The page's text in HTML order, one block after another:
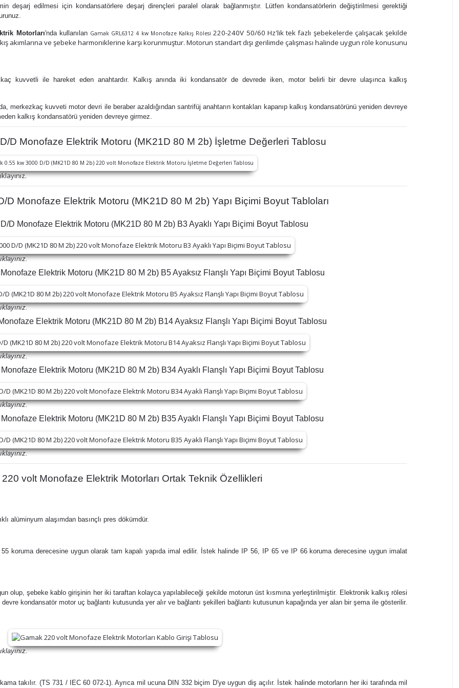
deşarj edilmesi için kondansatörlere deşarj dirençleri paralel olarak bağlanmıştır. Lütfen kondansatörlerin değiştirilmesi gerektiği
Motorları'ndakullanılan Gamak GRL6312 4 kw Monofaze Kalkış Rölesi 220-240V 50/60 Hz'lik tek fazlı şebekelerde çalışacak şekilde
akımlarına ve şebeke harmoniklerine karşı korunmuştur. Motorun standart dışı gerilimde çalışması halinde uygun röle konusunu
kuvvetli ile hareket eden anahtardır. Kalkış anında iki kondansatör de devrede iken, motor belirli bir devre ulaşınca kalkış
merkezkaç kuvveti motor devri ile beraber azaldığından santrifüj anahtarın kontakları kapanıp kalkış kondansatörünü yeniden devreye
kalkış kondansatörü yeniden devreye girmez.
D Monofaze Elektrik Motoru (MK21D 80 M 2b) İşletme Değerleri Tablosu
D Monofaze Elektrik Motoru (MK21D 80 M 2b) Yapı Biçimi Boyut Tabloları
D Monofaze Elektrik Motoru (MK21D 80 M 2b) B3 Ayaklı Yapı Biçimi Boyut Tablosu
Elektrik Motoru (MK21D 80 M 2b) B5 Ayaksız Flanşlı Yapı Biçimi Boyut Tablosu
Elektrik Motoru (MK21D 80 M 2b) B14 Ayaksız Flanşlı Yapı Biçimi Boyut Tablosu
Elektrik Motoru (MK21D 80 M 2b) B34 Ayaklı Flanşlı Yapı Biçimi Boyut Tablosu
Elektrik Motoru (MK21D 80 M 2b) B35 Ayaklı Flanşlı Yapı Biçimi Boyut Tablosu
volt Monofaze Elektrik Motorları Ortak Teknik Özellikleri
alüminyum alaşımdan basınçlı pres dökümdür.
koruma derecesine uygun olarak tam kapalı yapıda imal edilir. İstek halinde IP 56, IP 65 ve IP 66 koruma derecesine uygun imalat
olup, şebeke kablo girişinin her iki taraftan kolayca yapılabileceği şekilde motorun üst kısmına yerleştirilmiştir. Elektronik kalkış rölesi
kondansatör motor uç bağlantı kutusunda yer alır ve bağlantı şekilleri bağlantı kutusunun kapağında yer alan bir şema ile gösterilir.
takılır. (TS 731 / IEC 60 072-1). Ayrıca mil ucuna DIN 332 biçim D'ye uygun diş açılır. İstek halinde motorların her iki tarafında mil